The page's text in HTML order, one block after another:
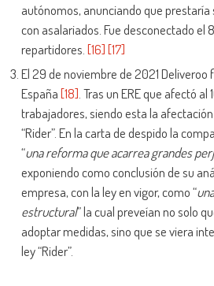
autónomos, anunciando que
con asalariados. Fue desconectado el
repartidores. [16][17]
El 29 de noviembre de 2021 Deliveroo
España[18] . Tras un ERE que afectó
trabajadores, siendo esta la
“Rider”. En la carta de despido la
“una reforma que acarrea grandes
exponiendo como conclusión de su
empresa, con la ley en vigor, como “
estructural” la cual preveían no solo
adoptar medidas, sino que se viera
ley “Rider”.